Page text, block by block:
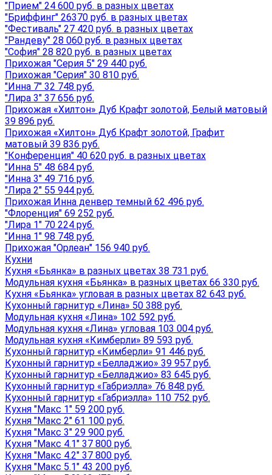
"Прием" 24 600 руб. в разных цветах
"Бриффинг" 26370 руб. в разных цветах
"Фестиваль" 27 420 руб. в разных цветах
"Рандеву" 28 060 руб. в разных цветах
"София" 28 820 руб. в разных цветах
Прихожая "Серия 5" 29 440 руб.
Прихожая "Серия" 30 810 руб.
"Инна 7" 32 748 руб.
"Лира 3" 37 656 руб.
Прихожая «Хилтон» Дуб Крафт золотой, Белый матовый
39 896 руб.
Прихожая «Хилтон» Дуб Крафт золотой, Графит
матовый 39 836 руб.
"Конференция" 40 620 руб. в разных цветах
"Инна 5" 48 684 руб.
"Инна 3" 49 716 руб.
"Лира 2" 55 944 руб.
Прихожая Инна денвер темный 62 496 руб.
"Флоренция" 69 252 руб.
"Лира 1" 70 224 руб.
"Инна 1" 98 748 руб.
Прихожая "Орлеан" 156 940 руб.
Кухни
Кухня «Бьянка» в разных цветах 38 731 руб.
Модульная кухня «Бьянка» в разных цветах 66 330 руб.
Кухня «Бьянка» угловая в разных цветах 82 643 руб.
Кухонный гарнитур «Лина» 50 388 руб.
Модульная кухня «Лина» 102 592 руб.
Модульная кухня «Лина» угловая 103 004 руб.
Модульная кухня «Кимберли» 89 593 руб.
Кухонный гарнитур «Кимберли» 91 446 руб.
Кухонный гарнитур «Белладжио» 39 957 руб.
Кухонный гарнитур «Белладжио» 83 645 руб.
Кухонный гарнитур «Габриэлла» 76 848 руб.
Кухонный гарнитур «Габриэлла» 110 752 руб.
Кухня "Макс 1" 59 200 руб.
Кухня "Макс 2" 61 100 руб.
Кухня "Макс 3" 29 900 руб.
Кухня "Макс 4.1" 37 800 руб.
Кухня "Макс 4.2" 37 800 руб.
Кухня "Макс 5.1" 43 200 руб.